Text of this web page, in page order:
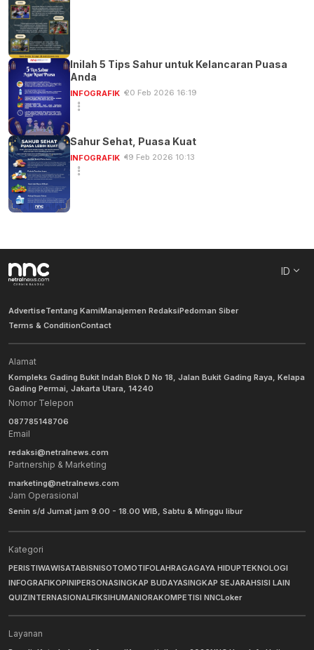
Inilah 5 Tips Sahur untuk Kelancaran Puasa
Anda
INFOGRAFIK 20 Feb 2026 16:19
Sahur Sehat, Puasa Kuat
INFOGRAFIK 19 Feb 2026 10:13
ID
AdvertiseTentang KamiManajemen RedaksiPedoman Siber
Terms & ConditionContact
Alamat
Kompleks Gading Bukit Indah Blok D No 18, Jalan Bukit Gading Raya, Kelapa
Gading Permai, Jakarta Utara, 14240
Nomor Telepon
087785148706
Email
redaksi@netralnews.com
Partnership & Marketing
marketing@netralnews.com
Jam Operasional
Senin s/d Jumat jam 9.00 - 18.00 WIB, Sabtu & Minggu libur
Kategori
PERISTIWAWISATABISNISOTOMOTIFOLAHRAGAGAYA HIDUPTEKNOLOGI
INFOGRAFIKOPINIPERSONASINGKAP BUDAYASINGKAP SEJARAHSISI LAIN
QUIZINTERNASIONALFIKSIHUMANIORAKOMPETISI NNCLoker
Layanan